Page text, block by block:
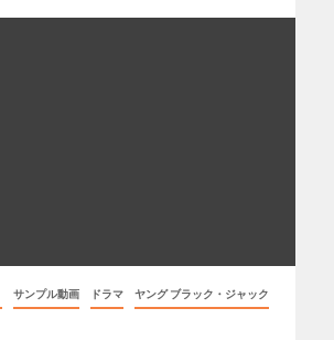
サンプル動画 ドラマ ヤング ブラック・ジャック